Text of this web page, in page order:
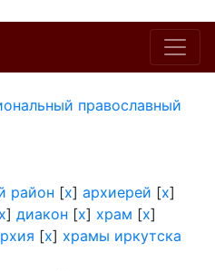
православный
район [x] архиерей [x]
x] диакон [x] храм [x]
[x] храмы иркутска